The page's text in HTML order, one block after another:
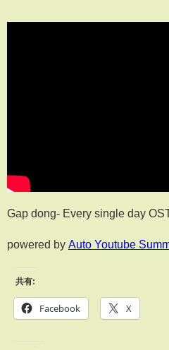
Gap dong- Every single day
powered by Auto Youtube
共有:
Facebook X